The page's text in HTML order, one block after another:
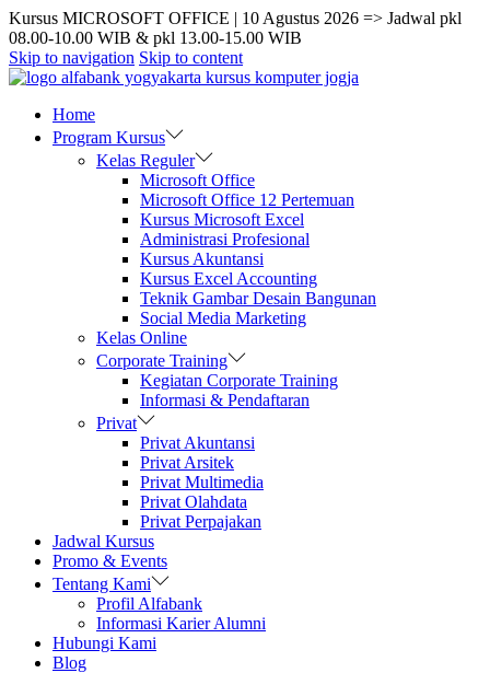
Kursus MICROSOFT OFFICE | 10 Agustus 2026 => Jadwal pkl
08.00-10.00 WIB & pkl 13.00-15.00 WIB
Skip to navigation Skip to content
Home
Program Kursus
Kelas Reguler
Microsoft Office
Microsoft Office 12 Pertemuan
Kursus Microsoft Excel
Administrasi Profesional
Kursus Akuntansi
Kursus Excel Accounting
Teknik Gambar Desain Bangunan
Social Media Marketing
Kelas Online
Corporate Training
Kegiatan Corporate Training
Informasi & Pendaftaran
Privat
Privat Akuntansi
Privat Arsitek
Privat Multimedia
Privat Olahdata
Privat Perpajakan
Jadwal Kursus
Promo & Events
Tentang Kami
Profil Alfabank
Informasi Karier Alumni
Hubungi Kami
Blog